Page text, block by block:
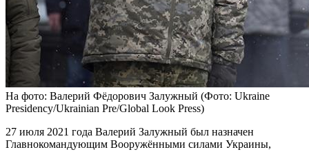
На фото: Валерий Фёдорович Залужный (Фото: Ukraine
Presidency/Ukrainian Pre/Global Look Press)
27 июля 2021 года Валерий Залужный был назначен
Главнокомандующим Вооружёнными силами Украины,